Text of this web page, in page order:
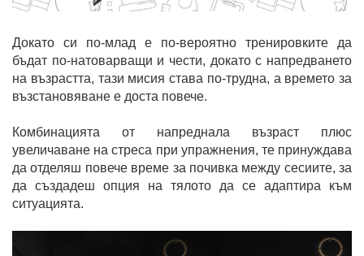
Докато си по-млад е по-вероятно тренировките да
бъдат по-натоварващи и чести, докато с напредването
на възрастта, тази мисия става по-трудна, а времето за
възстановяване е доста повече.
Комбинацията от напреднала възраст плюс
увеличаване на стреса при упражнения, те принуждава
да отделяш повече време за почивка между сесиите, за
да създадеш опция на тялото да се адаптира към
ситуацията.